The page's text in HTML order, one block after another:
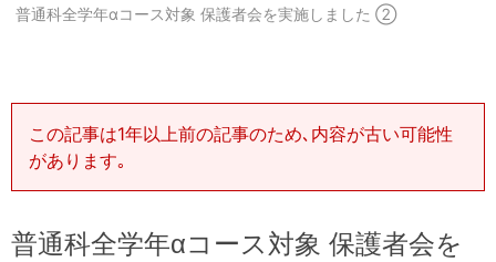
普通科全学年αコース対象 保護者会を実施しました ②
この記事は1年以上前の記事のため､内容が古い可能性
があります｡
普通科全学年αコース対象 保護者会を